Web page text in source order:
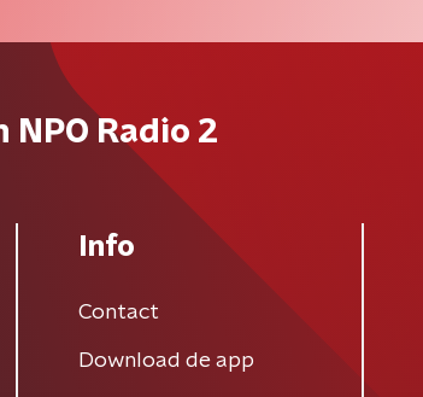
NPO Radio 2
Info
Contact
Download de app